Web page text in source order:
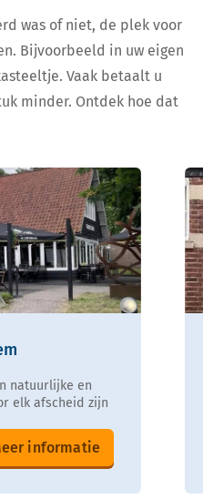
was of niet, de plek voor
Bijvoorbeeld in uw eigen
Vaak betaalt u
minder. Ontdek hoe dat
natuurlijke en
elk afscheid zijn
informatie